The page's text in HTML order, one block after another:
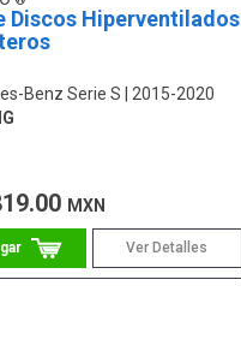
Discos Hiperventilados
Benz Serie S
2015-2020
MXN
Ver Detalles